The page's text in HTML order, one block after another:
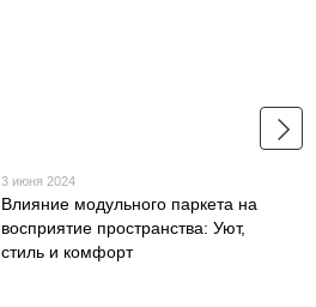
3 июня 2024
Влияние модульного паркета на
восприятие пространства: Уют,
стиль и комфорт